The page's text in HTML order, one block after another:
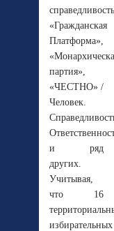
«Гражданская
Платформа»,
партия»,
«ЧЕСТНО» /
Человек.
и ряд
других.
Учитывая,
что 16
избирательных